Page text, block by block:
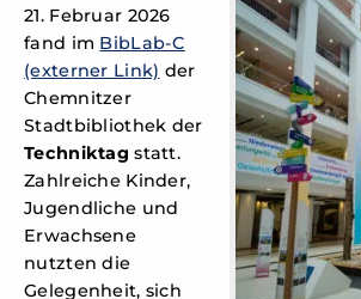
21. Februar 2026
fand im BibLab-C
(externer Link) der
Chemnitzer
Stadtbibliothek der
Techniktag statt.
Zahlreiche Kinder,
Jugendliche und
Erwachsene
nutzten die
Gelegenheit, sich